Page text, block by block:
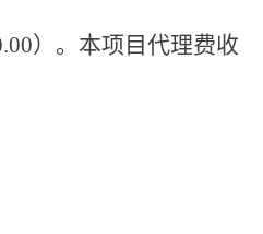
）。本项目代理费收